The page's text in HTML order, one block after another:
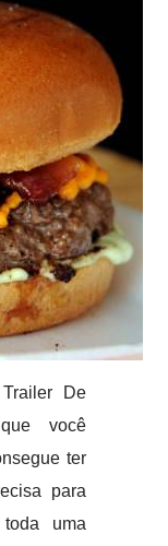
De
você
ter
para
uma